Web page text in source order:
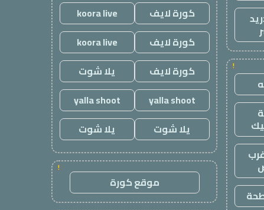
!
كورة لايف
koora live
كورة لايف
koora live
كورة لايف
يلا شوت
yalla shoot
yalla shoot
يلا شوت
يلا شوت
!
موقع كورة